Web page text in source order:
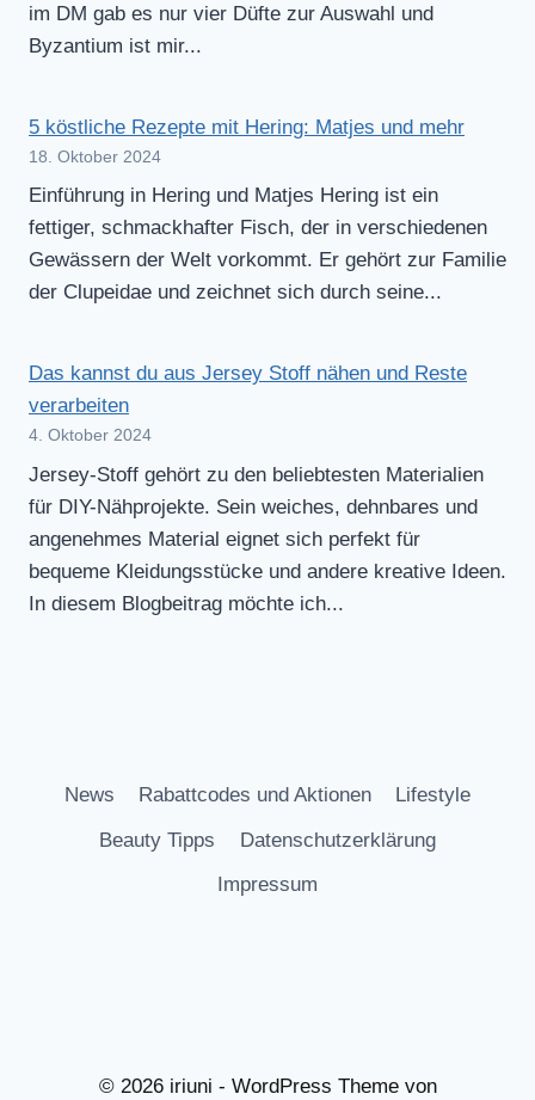
im DM gab es nur vier Düfte zur Auswahl und
Byzantium ist mir...
5 köstliche Rezepte mit Hering: Matjes und mehr
18. Oktober 2024
Einführung in Hering und Matjes Hering ist ein
fettiger, schmackhafter Fisch, der in verschiedenen
Gewässern der Welt vorkommt. Er gehört zur Familie
der Clupeidae und zeichnet sich durch seine...
Das kannst du aus Jersey Stoff nähen und Reste
verarbeiten
4. Oktober 2024
Jersey-Stoff gehört zu den beliebtesten Materialien
für DIY-Nähprojekte. Sein weiches, dehnbares und
angenehmes Material eignet sich perfekt für
bequeme Kleidungsstücke und andere kreative Ideen.
In diesem Blogbeitrag möchte ich...
News Rabattcodes und Aktionen
Lifestyle
Beauty Tipps
Datenschutzerklärung
Impressum
© 2026 iriuni - WordPress Theme von